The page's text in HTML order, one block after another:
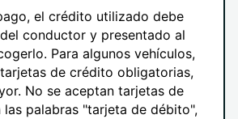
el crédito utilizado debe
conductor y presentado al
Para algunos vehículos,
de crédito obligatorias,
No se aceptan tarjetas de
las palabras "tarjeta de débito",